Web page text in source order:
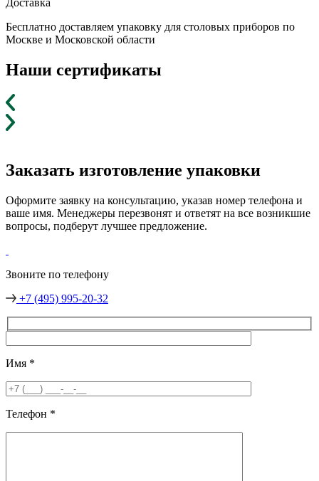
Доставка
Бесплатно доставляем упаковку для столовых приборов по
Москве и Московской области
Наши сертификаты
Заказать изготовление упаковки
Оформите заявку на консультацию, указав номер телефона и
ваше имя. Менеджеры перезвонят и ответят на все возникшие
вопросы, подберут лучшее предложение.
Звоните по телефону
+7 (495) 995-20-32
Имя *
Телефон *